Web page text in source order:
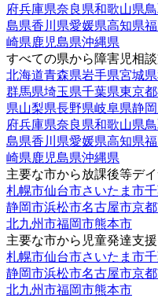
府兵庫県奈良県和歌山県
島県香川県愛媛県高知県
崎県鹿児島県沖縄県
すべての県から障害児相
北海道青森県岩手県宮城県
群馬県埼玉県千葉県東京都
県山梨県長野県岐阜県静
府兵庫県奈良県和歌山県
島県香川県愛媛県高知県
崎県鹿児島県沖縄県
主要な市から放課後等デ
札幌市仙台市さいたま市
静岡市浜松市名古屋市京
北九州市福岡市熊本市
主要な市から児童発達支
札幌市仙台市さいたま市
静岡市浜松市名古屋市京
北九州市福岡市熊本市